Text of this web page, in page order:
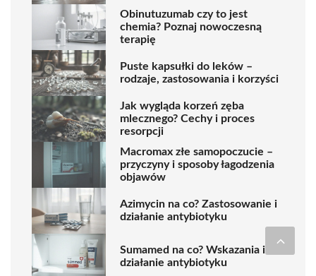
Obinutuzumab czy to jest
chemia? Poznaj nowoczesną
terapię
Puste kapsułki do leków –
rodzaje, zastosowania i korzyści
Jak wygląda korzeń zęba
mlecznego? Cechy i proces
resorpcji
Macromax złe samopoczucie –
przyczyny i sposoby łagodzenia
objawów
Azimycin na co? Zastosowanie i
działanie antybiotyku
Sumamed na co? Wskazania i
działanie antybiotyku